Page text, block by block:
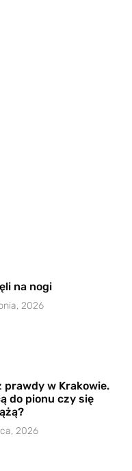
na nogi
2026
prawdy w Krakowie.
do pionu czy się
2026